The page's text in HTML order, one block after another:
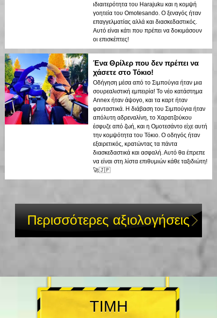
ιδιαιτερότητα του Harajuku και η κομψή
γοητεία του Omotesando. Ο ξεναγός ήταν
επαγγελματίας αλλά και διασκεδαστικός.
Αυτό είναι κάτι που πρέπει να δοκιμάσουν
οι επισκέπτες!
Ένα Θρίλερ που δεν πρέπει να
χάσετε στο Τόκιο!
Οδήγηση μέσα από το Σιμπούγια ήταν μια
σουρεαλιστική εμπειρία! Το νέο κατάστημα
Annex ήταν άψογο, και τα καρτ ήταν
φανταστικά. Η διάβαση του Σιμπούγια ήταν
απόλυτη αδρεναλίνη, το Χαρατζούκου
έσφυζε από ζωή, και η Ομοτεσάντο είχε αυτή
την κομψότητα του Τόκιο. Ο οδηγός ήταν
εξαιρετικός, κρατώντας τα πάντα
διασκεδαστικά και ασφαλή. Αυτό θα έπρεπε
να είναι στη λίστα επιθυμιών κάθε ταξιδιώτη!
🚀🇯🇵
Περισσότερες αξιολογήσεις
ΤΙΜΗ